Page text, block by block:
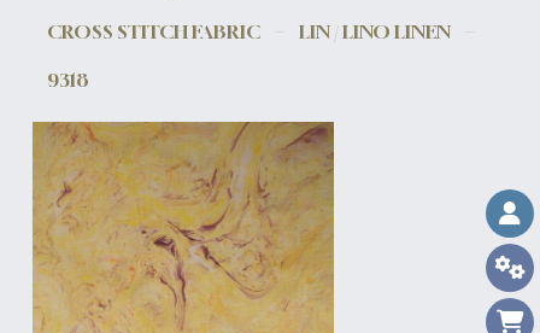
CROSS STITCH FABRIC
LIN / LINO LINEN
9318